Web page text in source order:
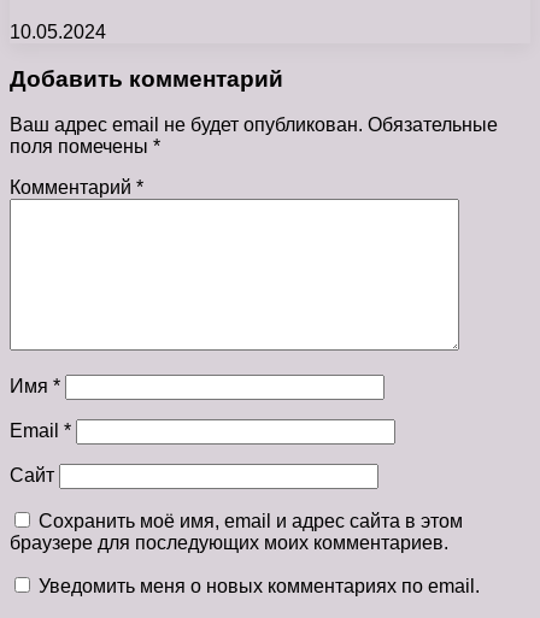
10.05.2024
Добавить комментарий
Ваш адрес email не будет опубликован. Обязательные
поля помечены *
Комментарий *
Имя *
Email *
Сайт
Сохранить моё имя, email и адрес сайта в этом
браузере для последующих моих комментариев.
Уведомить меня о новых комментариях по email.